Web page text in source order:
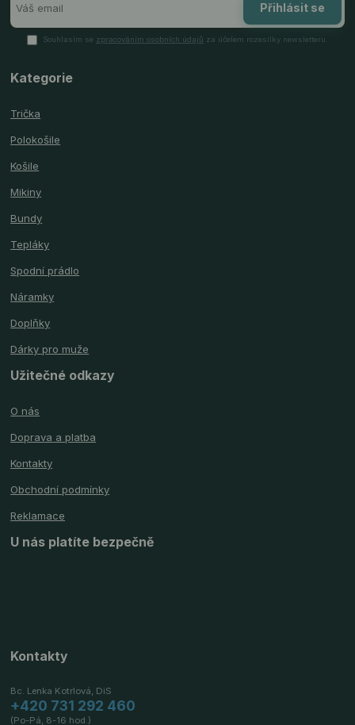
Přihlásit se
Souhlasím se zpracováním osobních údajů za účelem rozesílky newsletteru.
Kategorie
Trička
Polokošile
Košile
Mikiny
Bundy
Tepláky
Spodní prádlo
Náramky
Doplňky
Dárky pro muže
Užitečné odkazy
O nás
Doprava a platba
Kontakty
Obchodní podmínky
Reklamace
U nás platíte bezpečně
Kontakty
Bc. Lenka Kotrlová, DiS
+420 731 292 460
(Po-Pá, 8-16 hod.)